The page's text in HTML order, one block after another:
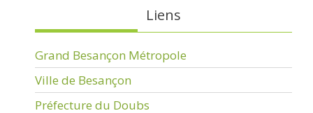
Liens
Grand Besançon Métropole
Ville de Besançon
Préfecture du Doubs